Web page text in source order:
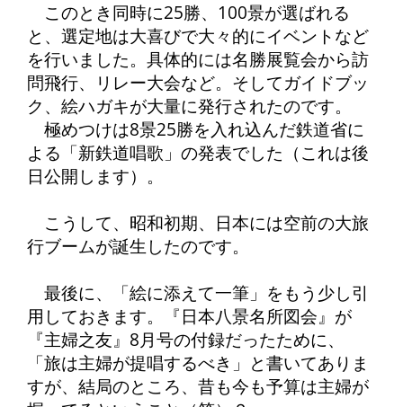
このとき同時に25勝、100景が選ばれる
と、選定地は大喜びで大々的にイベントなど
を行いました。具体的には名勝展覧会から訪
問飛行、リレー大会など。そしてガイドブッ
ク、絵ハガキが大量に発行されたのです。
極めつけは8景25勝を入れ込んだ鉄道省に
よる「新鉄道唱歌」の発表でした（これは後
日公開します）。
こうして、昭和初期、日本には空前の大旅
行ブームが誕生したのです。
最後に、「絵に添えて一筆」をもう少し引
用しておきます。『日本八景名所図会』が
『主婦之友』8月号の付録だったために、
「旅は主婦が提唱するべき」と書いてありま
すが、結局のところ、昔も今も予算は主婦が